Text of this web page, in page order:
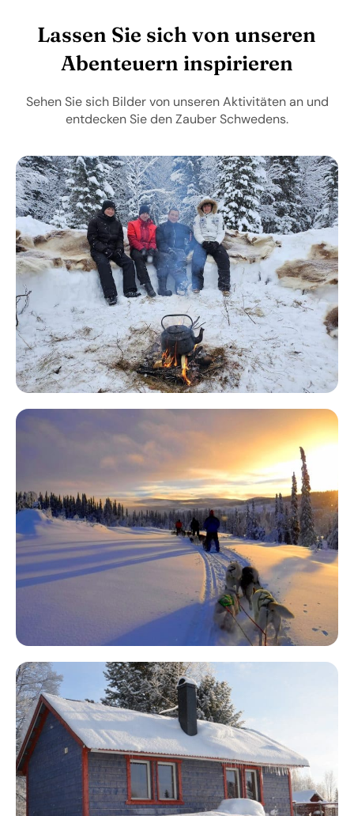
Lassen Sie sich von unseren
Abenteuern inspirieren
Sehen Sie sich Bilder von unseren Aktivitäten an und
entdecken Sie den Zauber Schwedens.